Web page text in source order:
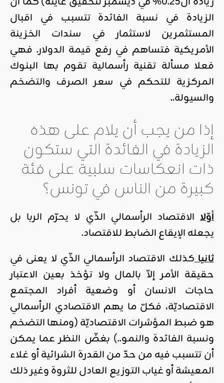
الزيادة في نسبة الفائدة تتسبب في اقبال
المستثمرين لاستثمار في سندات الخزينة
الأمريكية فتساهم في رفع قيمة الدولار. فهي
فعلا مسألة تقنية رأسمالية تقوم بها البنوك
المركزية للتحكم في سعر الصرف والتضخم
والسيولة..
إذا من يجب أن يلام على هذه
الزيادة في الفائدة التي ستكون
ذات انعكاسات سلبية على فئة
كبيرة من الناس في تونس؟
أوّلا الاقتصاد الرأسمالي الذّي لا يحرّم الربا بل
يجعله الإيقاع الضابط للاقتصاد.
ثانياكذلك الاقتصاد الرأسمالي الذّي لا يعنى في
حقيقة الأمر إلاّ بالمال ولا تؤخذ بعين الاعتبار
حاجات الانسان أو وضعية أفراد المجتمع
الاقتصاديّة، فكلّ ما يهم الاقتصادي الرأسمالي
هو ضبط المؤشرات الاقتصاديّة (ومنها التضخم
ونسبة الفائدة والنمو..) بغضّ النظر عما يمكن
أن تتسبب فيه من حدّ من القدرة الشرائية أو غلاء
المعيشة أو غياب التوزيع العادل للثروة وغير ذلك